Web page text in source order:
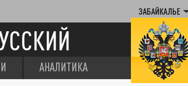
ЗАБАЙКАЛЬЕ
АНАЛИТИКА